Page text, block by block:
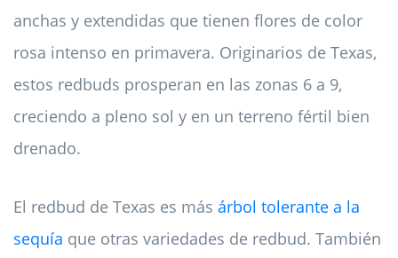
anchas y extendidas que tienen flores de color
rosa intenso en primavera. Originarios de Texas,
estos redbuds prosperan en las zonas 6 a 9,
creciendo a pleno sol y en un terreno fértil bien
drenado.
El redbud de Texas es más árbol tolerante a la
sequía que otras variedades de redbud. También